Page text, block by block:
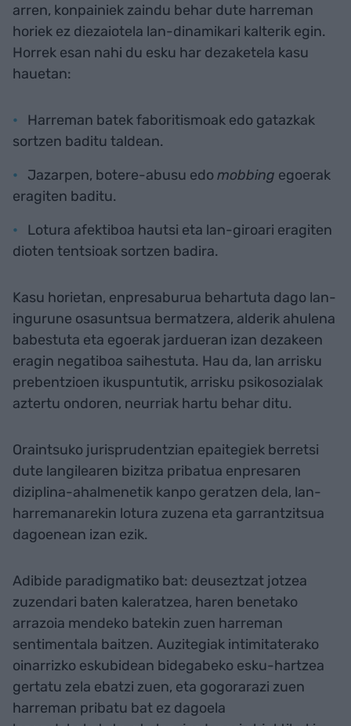
arren, konpainiek zaindu behar dute harreman
horiek ez diezaiotela lan-dinamikari kalterik egin.
Horrek esan nahi du esku har dezaketela kasu
hauetan:
Harreman batek faboritismoak edo gatazkak
sortzen baditu taldean.
Jazarpen, botere-abusu edomobbing egoerak
eragiten baditu.
Lotura afektiboa hautsi eta lan-giroari eragiten
dioten tentsioak sortzen badira.
Kasu horietan, enpresaburua behartuta dago lan-
ingurune osasuntsua bermatzera, alderik ahulena
babestuta eta egoerak jardueran izan dezakeen
eragin negatiboa saihestuta. Hau da, lan arrisku
prebentzioen ikuspuntutik, arrisku psikosozialak
aztertu ondoren, neurriak hartu behar ditu.
Oraintsuko jurisprudentzian epaitegiek berretsi
dute langilearen bizitza pribatua enpresaren
diziplina-ahalmenetik kanpo geratzen dela, lan-
harremanarekin lotura zuzena eta garrantzitsua
dagoenean izan ezik.
Adibide paradigmatiko bat: deuseztzat jotzea
zuzendari baten kaleratzea, haren benetako
arrazoia mendeko batekin zuen harreman
sentimentala baitzen. Auzitegiak intimitaterako
oinarrizko eskubidean bidegabeko esku-hartzea
gertatu zela ebatzi zuen, eta gogorarazi zuen
harreman pribatu bat ez dagoela